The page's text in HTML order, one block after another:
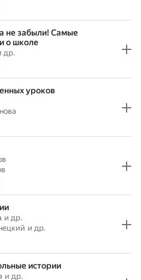
не забыли! Самые
о школе
др.
уроков
и др.
и др.
истории
и др.